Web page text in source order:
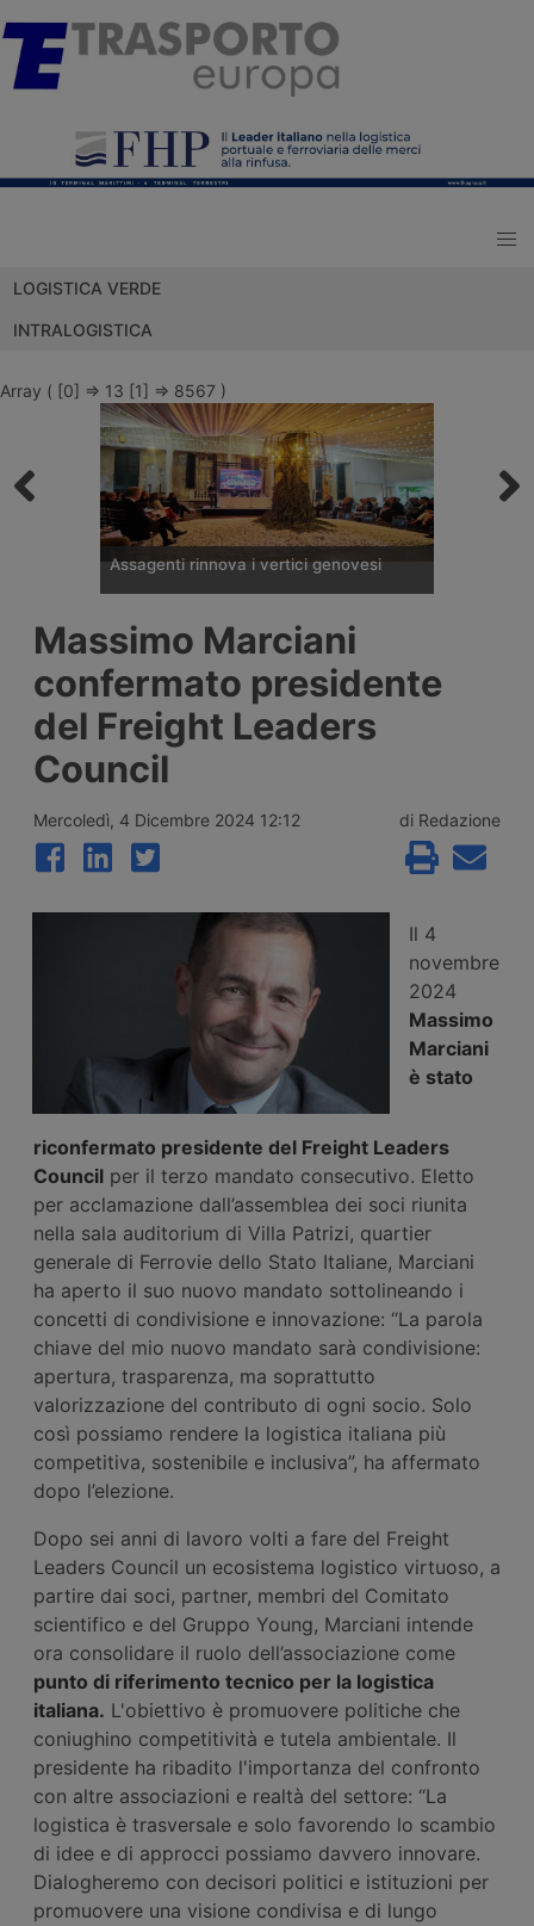
LOGISTICA VERDE
INTRALOGISTICA
Array ( [0] => 13 [1] => 8567 )
Assagenti rinnova i vertici genovesi
l’associazione ligure di agenti e mediatori
marittimi guidata dal presidente Gianluca
Croce, rinnova la squadra dirigente
confermando tre vice presidenti,
accogliendo un nuovo ingresso e
assegnando la guida delle tredici
commissioni interne.
Massimo Marciani
confermato presidente
del Freight Leaders
Council
Mercoledì, 4 Dicembre 2024 12:12 di Redazione
Il 4
novembre
2024
Massimo
Marciani
è stato
riconfermato presidente del Freight Leaders
Council per il terzo mandato consecutivo. Eletto
per acclamazione dall’assemblea dei soci riunita
nella sala auditorium di Villa Patrizi, quartier
generale di Ferrovie dello Stato Italiane, Marciani
ha aperto il suo nuovo mandato sottolineando i
concetti di condivisione e innovazione: “La parola
chiave del mio nuovo mandato sarà condivisione:
apertura, trasparenza, ma soprattutto
valorizzazione del contributo di ogni socio. Solo
così possiamo rendere la logistica italiana più
competitiva, sostenibile e inclusiva”, ha affermato
dopo l’elezione.
Dopo sei anni di lavoro volti a fare del Freight
Leaders Council un ecosistema logistico virtuoso, a
partire dai soci, partner, membri del Comitato
scientifico e del Gruppo Young, Marciani intende
ora consolidare il ruolo dell’associazione come
punto di riferimento tecnico per la logistica
italiana. L'obiettivo è promuovere politiche che
coniughino competitività e tutela ambientale. Il
presidente ha ribadito l'importanza del confronto
con altre associazioni e realtà del settore: “La
logistica è trasversale e solo favorendo lo scambio
di idee e di approcci possiamo davvero innovare.
Dialogheremo con decisori politici e istituzioni per
promuovere una visione condivisa e di lungo